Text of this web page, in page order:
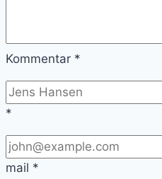
Kommentar *
*
mail *